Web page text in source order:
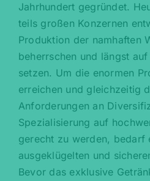
Jahrhundert gegründet.
teils großen Konzernen
Produktion der namhaften
beherrschen und längst
setzen. Um die enormen
erreichen und gleichzeitig
Anforderungen an
Spezialisierung auf
gerecht zu werden, bedarf
ausgeklügelten und
Bevor das exklusive